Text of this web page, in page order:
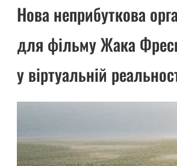
Нова неприбуткова
для фільму Жака
у віртуальній